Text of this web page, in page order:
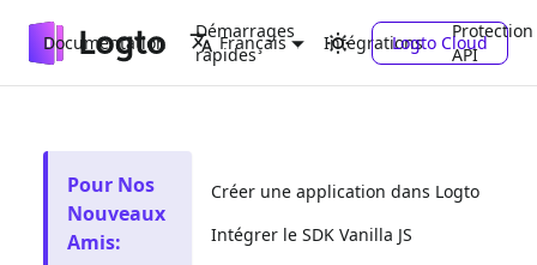
Documentation
Démarrages
rapides
Intégrations
Protection
API
Français Logto Cloud
Pour Nos
Nouveaux
Amis:
Créer une application dans Logto
Intégrer le SDK Vanilla JS